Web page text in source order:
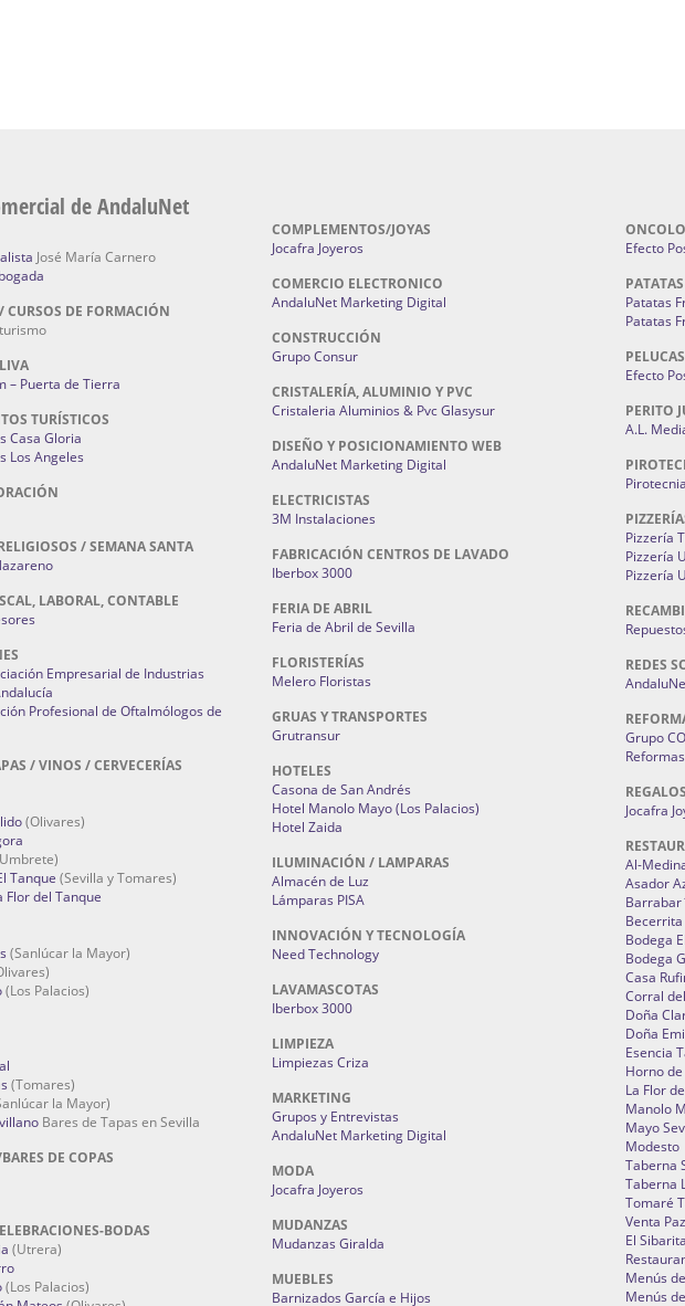
de AndaluNet
José María Carnero
CURSOS DE FORMACIÓN
– Puerta de Tierra
TURÍSTICOS
Casa Gloria
Los Angeles
/ SEMANA SANTA
LABORAL, CONTABLE
Empresarial de Industrias
Profesional de Oftalmólogos de
/ VINOS / CERVECERÍAS
(Olivares)
Tanque (Sevilla y Tomares)
Flor del Tanque
(Sanlúcar la Mayor)
(Los Palacios)
(Tomares)
la Mayor)
Bares de Tapas en Sevilla
DE COPAS
BODAS
(Utrera)
(Los Palacios)
COMPLEMENTOS/JOYAS
Jocafra Joyeros
COMERCIO ELECTRONICO
AndaluNet Marketing Digital
CONSTRUCCIÓN
Grupo Consur
CRISTALERÍA, ALUMINIO Y PVC
Cristaleria Aluminios & Pvc Glasysur
DISEÑO Y POSICIONAMIENTO WEB
AndaluNet Marketing Digital
ELECTRICISTAS
3M Instalaciones
FABRICACIÓN CENTROS DE LAVADO
Iberbox 3000
FERIA DE ABRIL
Feria de Abril de Sevilla
FLORISTERÍAS
Melero Floristas
GRUAS Y TRANSPORTES
Grutransur
HOTELES
Casona de San Andrés
Hotel Manolo Mayo (Los Palacios)
Hotel Zaida
ILUMINACIÓN / LAMPARAS
Almacén de Luz
Lámparas PISA
INNOVACIÓN Y TECNOLOGÍA
Need Technology
LAVAMASCOTAS
Iberbox 3000
LIMPIEZA
Limpiezas Criza
MARKETING
Grupos y Entrevistas
AndaluNet Marketing Digital
MODA
Jocafra Joyeros
MUDANZAS
Mudanzas Giralda
MUEBLES
Barnizados García e Hijos
Efecto
Patatas
Patatas
PELUCAS
Efecto
PERITO
A.L.
Pizzería
Pizzería
Pizzería
REDES
Grupo
Jocafra
Al-
Asador
Becerrita
Bodega
Bodega
Casa
Corral
Doña
Doña
Esencia
Horno
La Flor
Manolo
Mayo
Modesto
Taberna
Taberna
Tomaré
Venta
El
Menús
Menús